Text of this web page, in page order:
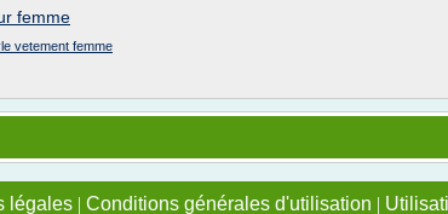
femme
vetement femme
légales | Conditions générales d'utilisation |